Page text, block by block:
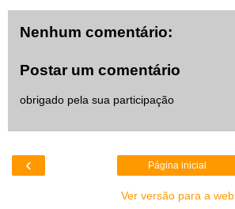
Nenhum comentário:
Postar um comentário
obrigado pela sua participação
‹ Página inicial
Ver versão para a web